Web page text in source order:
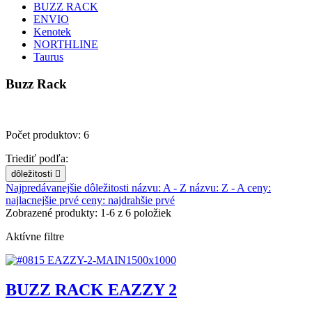
BUZZ RACK
ENVIO
Kenotek
NORTHLINE
Taurus
Buzz Rack
Počet produktov: 6
Triediť podľa:
dôležitosti 
Najpredávanejšie dôležitosti názvu: A - Z názvu: Z - A ceny:
najlacnejšie prvé ceny: najdrahšie prvé
Zobrazené produkty: 1-6 z 6 položiek
Aktívne filtre
BUZZ RACK EAZZY 2